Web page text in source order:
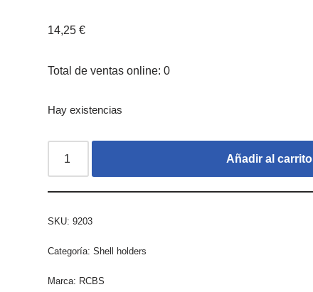
14,25 €
Total de ventas online: 0
Hay existencias
Añadir al carrito
SKU: 9203
Categoría: Shell holders
Marca: RCBS